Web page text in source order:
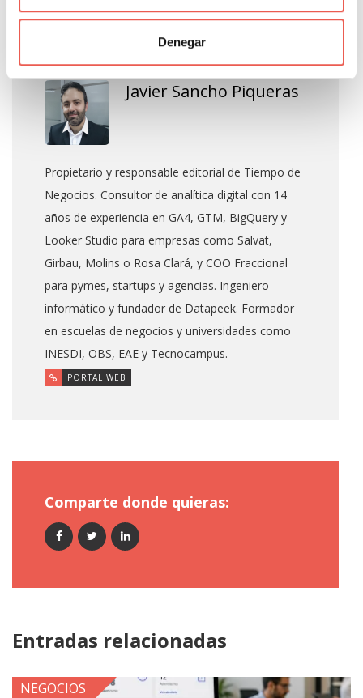
Denegar
About Author
Javier Sancho Piqueras
Propietario y responsable editorial de Tiempo de
Negocios. Consultor de analítica digital con 14
años de experiencia en GA4, GTM, BigQuery y
Looker Studio para empresas como Salvat,
Girbau, Molins o Rosa Clará, y COO Fraccional
para pymes, startups y agencias. Ingeniero
informático y fundador de Datapeek. Formador
en escuelas de negocios y universidades como
INESDI, OBS, EAE y Tecnocampus.
PORTAL WEB
Comparte donde quieras:
Entradas relacionadas
NEGOCIOS